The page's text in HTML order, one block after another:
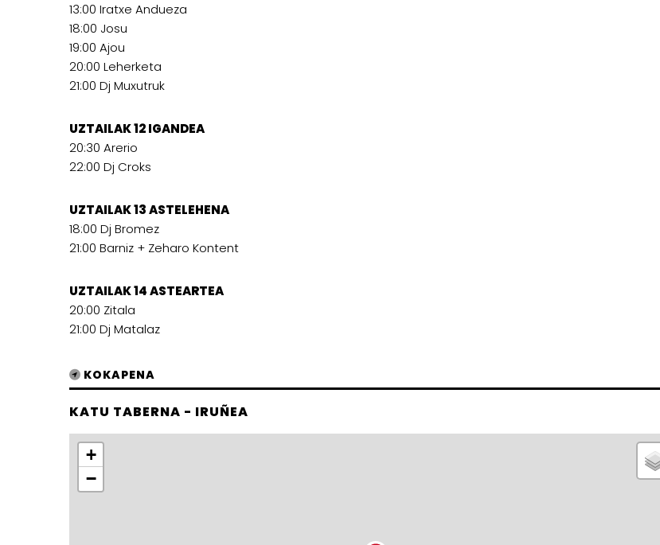
13:00 Iratxe Andueza
18:00 Josu
19:00 Ajou
20:00 Leherketa
21:00 Dj Muxutruk
UZTAILAK 12 IGANDEA
20:30 Arerio
22:00 Dj Croks
UZTAILAK 13 ASTELEHENA
18:00 Dj Bromez
21:00 Barniz + Zeharo Kontent
UZTAILAK 14 ASTEARTEA
20:00 Zitala
21:00 Dj Matalaz
KOKAPENA
KATU TABERNA - IRUÑEA
+
−